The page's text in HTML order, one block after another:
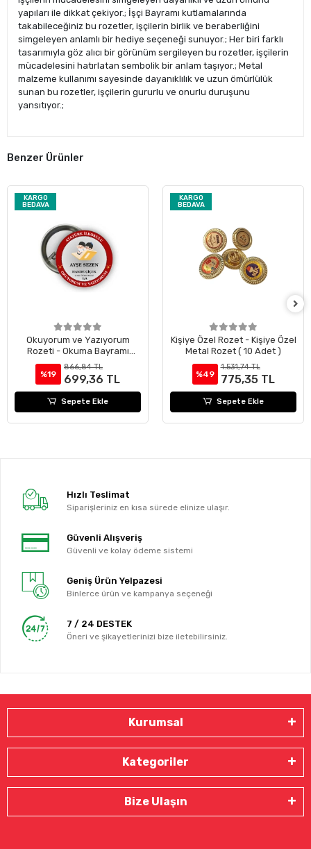
yapıları ile dikkat çekiyor.; İşçi Bayramı kutlamalarında
takabileceğiniz bu rozetler, işçilerin birlik ve beraberliğini
simgeleyen anlamlı bir hediye seçeneği sunuyor.; Her biri farklı
tasarımıyla göz alıcı bir görünüm sergileyen bu rozetler, işçilerin
mücadelesini hatırlatan sembolik bir anlam taşıyor.; Metal
malzeme kullanımı sayesinde dayanıklılık ve uzun ömürlülük
sunan bu rozetler, işçilerin gururlu ve onurlu duruşunu
yansıtıyor.;
Benzer Ürünler
KARGO
BEDAVA
Okuyorum ve Yazıyorum
Rozeti - Okuma Bayramı
Rozeti ( 24 Adet )
%19
866,84 TL
699,36 TL
Sepete Ekle
KARGO
BEDAVA
Kişiye Özel Rozet - Kişiye Özel
Metal Rozet ( 10 Adet )
%49
1.531,74 TL
775,35 TL
Sepete Ekle
Hızlı Teslimat
Siparişleriniz en kısa sürede elinize ulaşır.
Güvenli Alışveriş
Güvenli ve kolay ödeme sistemi
Geniş Ürün Yelpazesi
Binlerce ürün ve kampanya seçeneği
7 / 24 DESTEK
Öneri ve şikayetlerinizi bize iletebilirsiniz.
Kurumsal
Kategoriler
Bize Ulaşın